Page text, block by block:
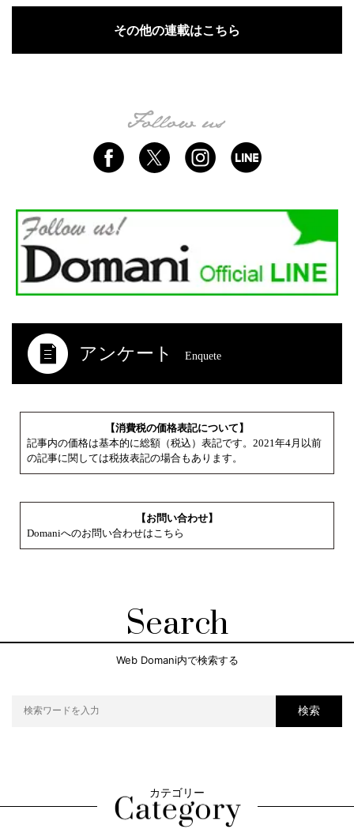
その他の連載はこちら
アンケート Enquete
【消費税の価格表記について】
記事内の価格は基本的に総額（税込）表記です。2021年4月以前
の記事に関しては税抜表記の場合もあります。
【お問い合わせ】
Domaniへのお問い合わせはこちら
Search
Web Domani内で検索する
検索
カテゴリー